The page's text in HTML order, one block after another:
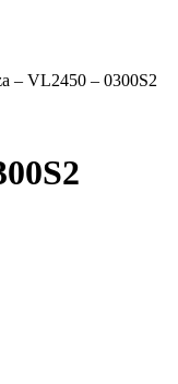
– VL2450 – 0300S2